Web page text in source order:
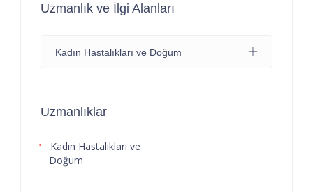
Uzmanlık ve İlgi Alanları
Kadın Hastalıkları ve Doğum
Uzmanlıklar
Kadın Hastalıkları ve
Doğum